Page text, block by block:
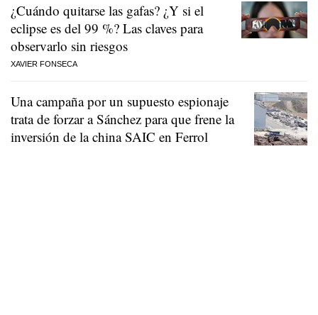
¿Cuándo quitarse las gafas? ¿Y si el
eclipse es del 99 %? Las claves para
observarlo sin riesgos
XAVIER FONSECA
Una campaña por un supuesto espionaje
trata de forzar a Sánchez para que frene la
inversión de la china SAIC en Ferrol